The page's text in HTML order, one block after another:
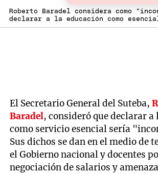
Roberto Baradel considera como
declarar a la educación como
El Secretario General del Suteba,
Baradel, consideró que declarar
como servicio esencial sería
Sus dichos se dan en el medio de
el Gobierno nacional y docentes
negociación de salarios y